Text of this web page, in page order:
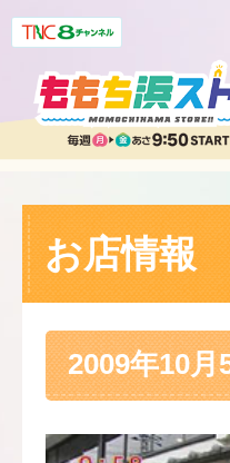
お店情報
2009年10